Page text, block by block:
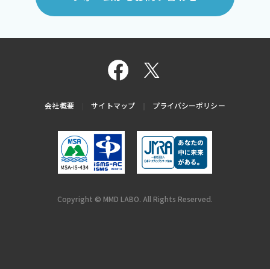
会社概要 サイトマップ プライバシーポリシー
Copyright © MMD LABO. All Rights Reserved.